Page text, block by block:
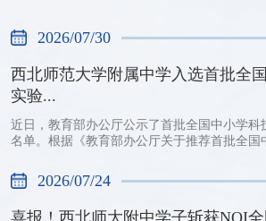
2026/07/30
西北师范大学附属中学入选首批全
实验...
近日，教育部办公厅公示了首批全国中小学科
名单。根据《教育部办公厅关于推荐首批全国
2026/07/24
喜报！西北师大附中学子斩获NOI